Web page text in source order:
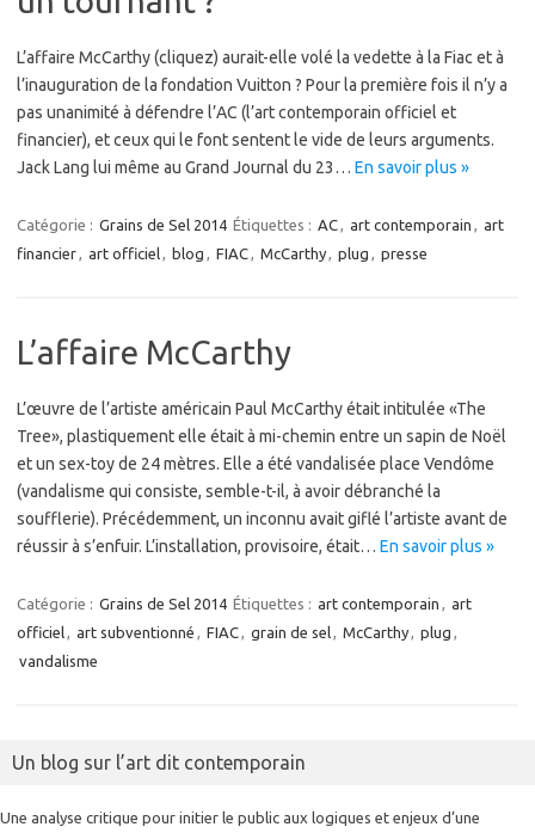
L’affaire McCarthy (cliquez) aurait-elle volé la vedette à la Fiac et à
l’inauguration de la fondation Vuitton ? Pour la première fois il n’y a
pas unanimité à défendre l’AC (l’art contemporain officiel et
financier), et ceux qui le font sentent le vide de leurs arguments.
Jack Lang lui même au Grand Journal du 23… En savoir plus »
Catégorie : Grains de Sel 2014 Étiquettes : AC, art contemporain , art
financier, art officiel, blog , FIAC, McCarthy, plug , presse
L’affaire McCarthy
L’œuvre de l’artiste américain Paul McCarthy était intitulée «The
Tree», plastiquement elle était à mi-chemin entre un sapin de Noël
et un sex-toy de 24 mètres. Elle a été vandalisée place Vendôme
(vandalisme qui consiste, semble-t-il, à avoir débranché la
soufflerie). Précédemment, un inconnu avait giflé l’artiste avant de
réussir à s’enfuir. L’installation, provisoire, était… En savoir plus »
Catégorie : Grains de Sel 2014 Étiquettes : art contemporain , art
officiel, art subventionné , FIAC, grain de sel, McCarthy, plug ,
vandalisme
Un blog sur l’art dit contemporain
Une analyse critique pour initier le public aux logiques et enjeux d’une